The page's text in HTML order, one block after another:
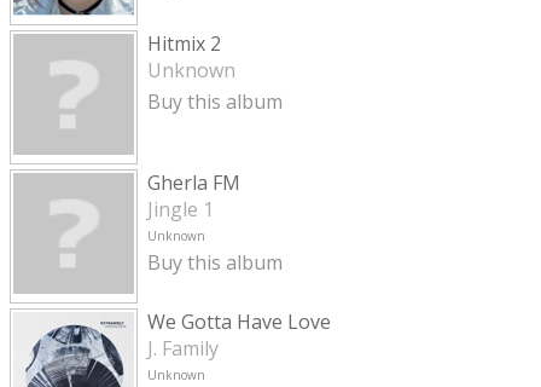
Hitmix 2
Unknown
Buy this album
Gherla FM
Jingle 1
Unknown
Buy this album
We Gotta Have Love
J. Family
Unknown